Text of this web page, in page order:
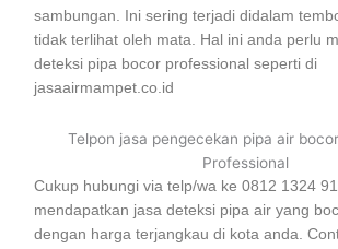
sambungan. Ini sering terjadi didalam
tidak terlihat oleh mata. Hal ini anda perlu
deteksi pipa bocor professional seperti di
jasaairmampet.co.id
Telpon jasa pengecekan pipa air
Professional
Cukup hubungi via telp/wa ke 0812 1324
mendapatkan jasa deteksi pipa air yang
dengan harga terjangkau di kota anda.